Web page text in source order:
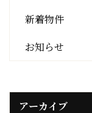
新着物件
お知らせ
アーカイブ